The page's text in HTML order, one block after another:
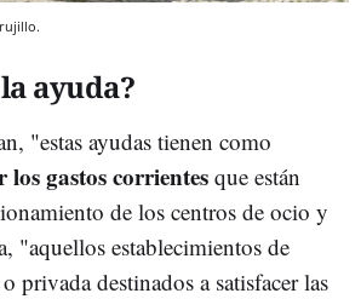
ayuda?
"estas ayudas tienen como
gastos corrientesque están
de los centros de ocio y
"aquellos establecimientos de
privada destinados a satisfacer las